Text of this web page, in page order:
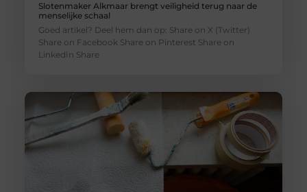
Slotenmaker Alkmaar brengt veiligheid terug naar de
menselijke schaal
Goed artikel? Deel hem dan op: Share on X (Twitter)
Share on Facebook Share on Pinterest Share on
LinkedIn Share